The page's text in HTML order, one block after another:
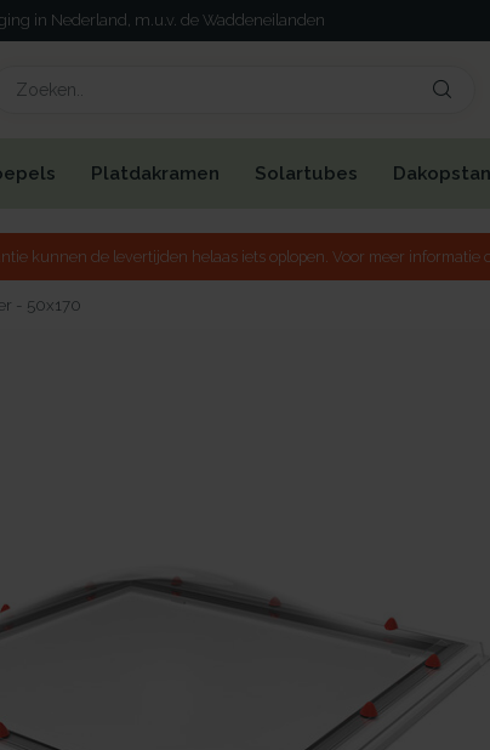
in Nederland, m.u.v. de Waddeneilanden
Platdakramen Solartubes
kunnen de levertijden helaas iets oplopen. Voor meer
- 50x170